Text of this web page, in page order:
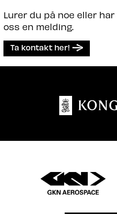
Lurer du på noe eller
oss en melding.
Ta kontakt her!